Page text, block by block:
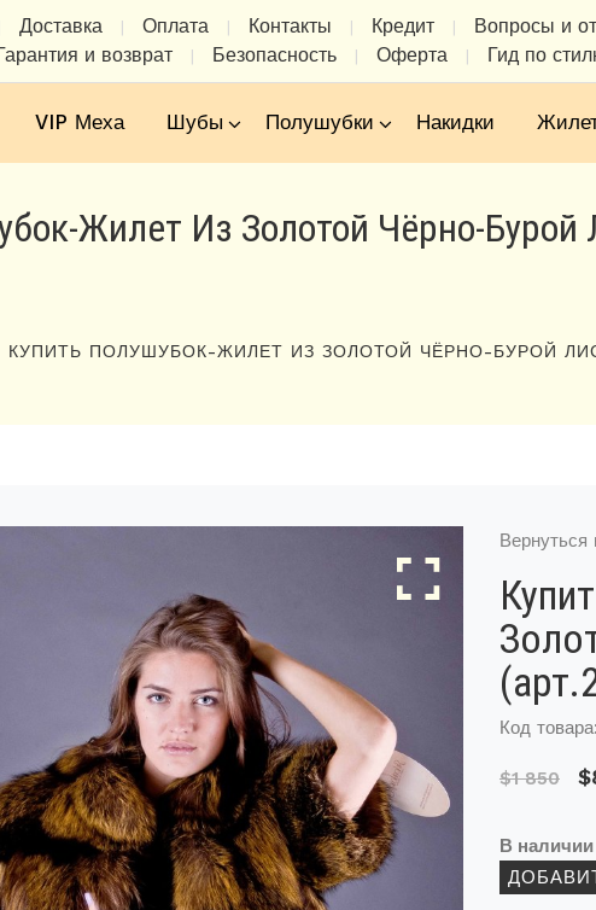
Доставка | Оплата | Контакты | Кредит | Вопросы и
и возврат | Безопасность | Оферта | Гид по
VIP Меха Шубы Полушубки Накидки
Жилет Из Золотой Чёрно-
КУПИТЬ ПОЛУШУБОК-ЖИЛЕТ ИЗ ЗОЛОТОЙ ЧЁРНО-БУРОЙ
Код
$1 850
В наличии